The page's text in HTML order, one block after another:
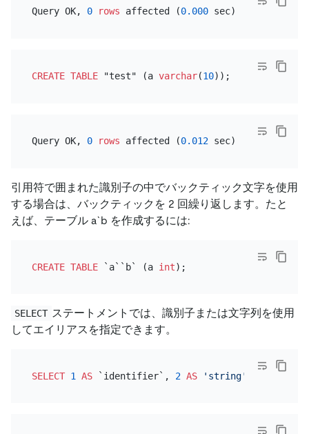
Query OK, 0 rows affected (0.000
CREATE TABLE "test" (a varchar(10
Query OK, 0 rows affected (0.012
引用符で囲まれた識別子の中でバックティック文字を使用
する場合は、バックティックを 2 回繰り返します。たと
えば、テーブル a`b を作成するには:
CREATE TABLE `a``b` (a int
SELECT ステートメントでは、識別子または文字列を使用
してエイリアスを指定できます。
SELECT 1 AS `identifier`, 2 AS 'string'